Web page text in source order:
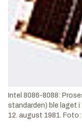
Intel 8086-8088:
standarden) ble laget
12. august 1981. Foto: